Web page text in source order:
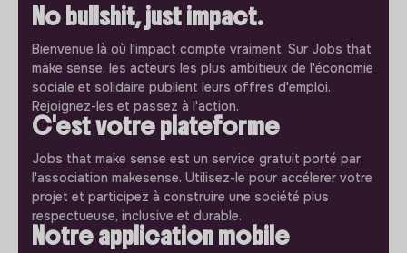
No bullshit, just impact.
Bienvenue là où l'impact compte vraiment. Sur Jobs that
make sense, les acteurs les plus ambitieux de l'économie
sociale et solidaire publient leurs offres d'emploi.
Rejoignez-les et passez à l'action.
C'est votre plateforme
Jobs that make sense est un service gratuit porté par
l'association makesense. Utilisez-le pour accélerer votre
projet et participez à construire une société plus
respectueuse, inclusive et durable.
Notre application mobile